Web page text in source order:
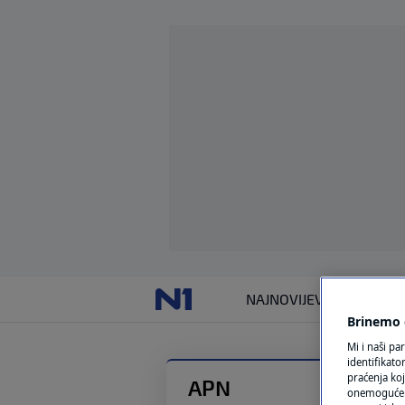
NAJNOVIJEVIJESTI
APN
Mi i naši
praćenja